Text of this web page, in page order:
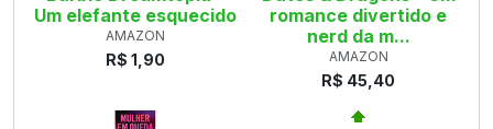
Um elefante esquecido
AMAZON
R$ 1,90
romance divertido e
nerd da m...
AMAZON
R$ 45,40